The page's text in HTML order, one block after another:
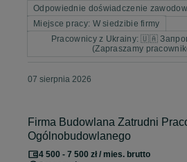
Odpowiednie doświadczenie
Miejsce pracy: W siedzibie firmy
Pracownicy z Ukrainy: 🇺🇦
(Zapraszamy
07 sierpnia 2026
Firma Budowlana Zatrudni
Ogólnobudowlanego
4 500 - 7 500 zł / mies. brutto